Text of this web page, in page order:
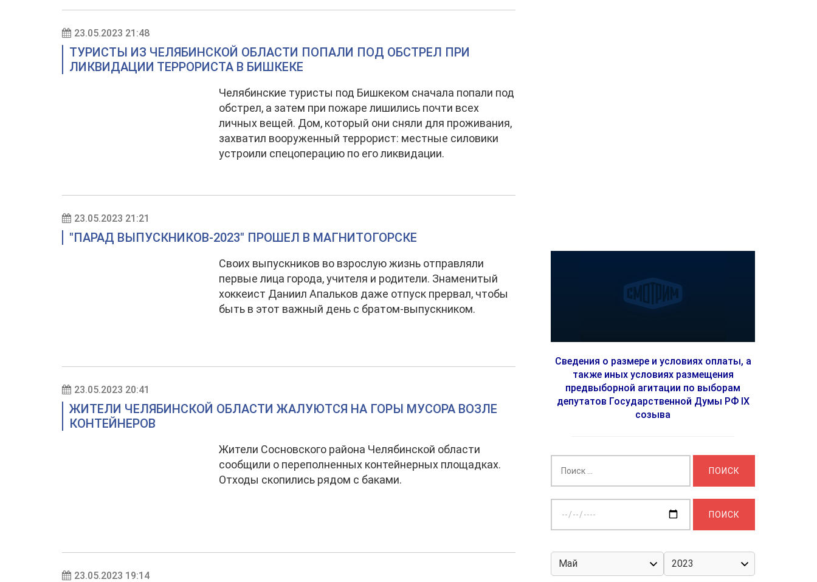
23.05.2023 21:48
ТУРИСТЫ ИЗ ЧЕЛЯБИНСКОЙ ОБЛАСТИ ПОПАЛИ ПОД ОБСТРЕЛ ПРИ
ЛИКВИДАЦИИ ТЕРРОРИСТА В БИШКЕКЕ
Челябинские туристы под Бишкеком сначала попали под
обстрел, а затем при пожаре лишились почти всех
личных вещей. Дом, который они сняли для проживания,
захватил вооруженный террорист: местные силовики
устроили спецоперацию по его ликвидации.
23.05.2023 21:21
"ПАРАД ВЫПУСКНИКОВ-2023" ПРОШЕЛ В МАГНИТОГОРСКЕ
Своих выпускников во взрослую жизнь отправляли
первые лица города, учителя и родители. Знаменитый
хоккеист Даниил Апальков даже отпуск прервал, чтобы
быть в этот важный день с братом-выпускником.
23.05.2023 20:41
ЖИТЕЛИ ЧЕЛЯБИНСКОЙ ОБЛАСТИ ЖАЛУЮТСЯ НА ГОРЫ МУСОРА ВОЗЛЕ
КОНТЕЙНЕРОВ
Жители Сосновского района Челябинской области
сообщили о переполненных контейнерных площадках.
Отходы скопились рядом с баками.
23.05.2023 19:14
Сведения о размере и условиях оплаты, а
также иных условиях размещения
предвыборной агитации по выборам
депутатов Государственной Думы РФ IX
созыва
дату: